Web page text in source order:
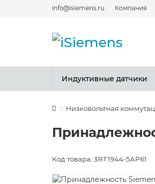
info@isiemens.ru Компания
Индуктивные датчики
Низковольтная
Код товара: 3RT1944-5AP61